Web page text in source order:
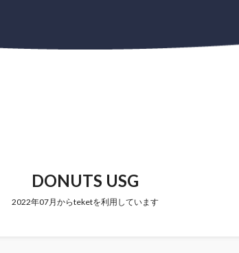
DONUTS USG
2022年07月からteketを利用しています